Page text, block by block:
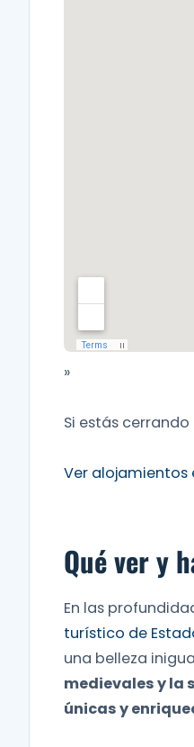
»
Si estás
Ver alojamientos
Qué ver y
En las
turístico de
una belleza
medievales y la
únicas y